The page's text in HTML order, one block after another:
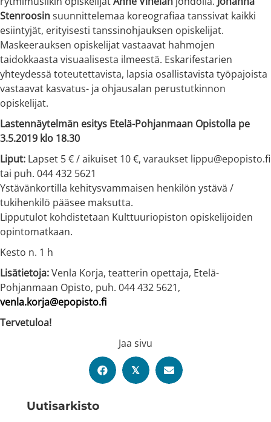
Uutis­arkisto
Stenroosinsuunnittelemaa koreografiaa tanssivat kaikki
esiintyjät, erityisesti tanssinohjauksen opiskelijat.
Maskeerauksen opiskelijat vastaavat hahmojen
taidokkaasta visuaalisesta ilmeestä. Eskarifestarien
yhteydessä toteutettavista, lapsia osallistavista työpajoista
vastaavat kasvatus- ja ohjausalan perustutkinnon
opiskelijat.
Lastennäytelmän esitys Etelä-Pohjanmaan Opistolla pe
3.5.2019 klo 18.30
Liput: Lapset 5 € / aikuiset 10 €, varaukset lippu@epopisto.fi
tai puh. 044 432 5621
Ystävänkortilla kehitysvammaisen henkilön ystävä /
tukihenkilö pääsee maksutta.
Lipputulot kohdistetaan Kulttuuriopiston opiskelijoiden
opintomatkaan.
Kesto n. 1 h
Lisätietoja:Venla Korja, teatterin opettaja, Etelä-
Pohjanmaan Opisto, puh. 044 432 5621,
venla.korja@epopisto.fi
Tervetuloa!
Jaa sivu
𝕏